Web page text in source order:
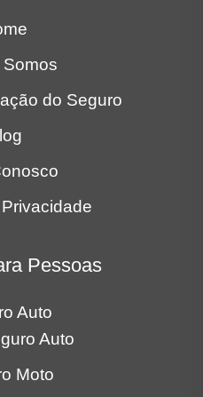
do Seguro
Pessoas
Auto
Auto
Moto